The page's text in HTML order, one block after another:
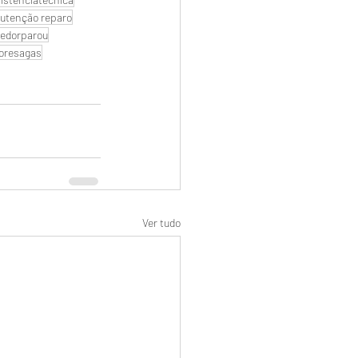
reparo
Ver tudo